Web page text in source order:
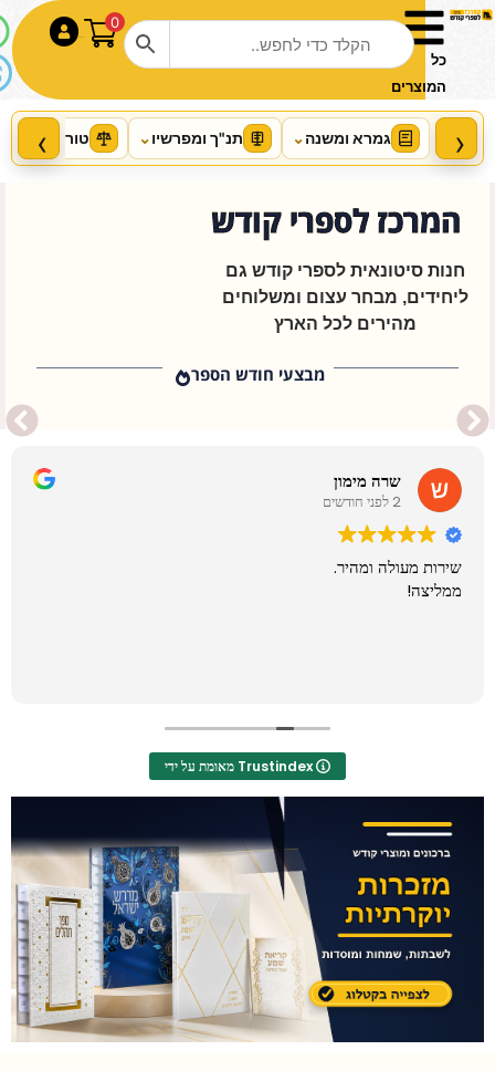
Personal Size
0
כל
המוצרים
‹ גמרא ומשנה⌄ תנ"ך ומפרשיו⌄ טור ושו"ע ›
המרכז לספרי קודש
חנות סיטונאית לספרי קודש גם
ליחידים, מבחר עצום ומשלוחים
מהירים לכל הארץ
מבצעי חודש הספר
שרה מימון
2 לפני חודשים
שירות מעולה ומהיר.
ממליצה!
מאומת על ידי Trustindex